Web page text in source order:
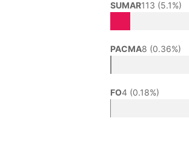
SUMAR113 (5.1%)
PACMA8 (0.36%)
FO4 (0.18%)